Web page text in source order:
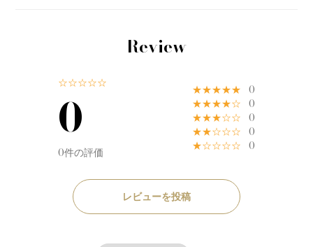
Review
☆☆☆☆☆
0
0件の評価
★★★★★ 0
★★★★☆ 0
★★★☆☆ 0
★★☆☆☆ 0
★☆☆☆☆ 0
レビューを投稿